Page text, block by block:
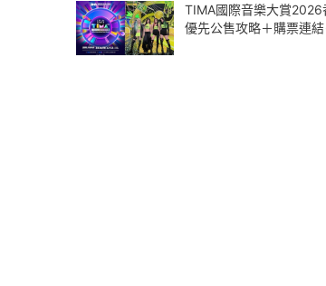
TIMA國際音樂大賞2026
優先公售攻略＋購票連